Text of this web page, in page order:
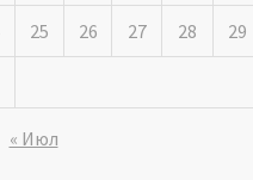
25 26 27 28 29
« Июл